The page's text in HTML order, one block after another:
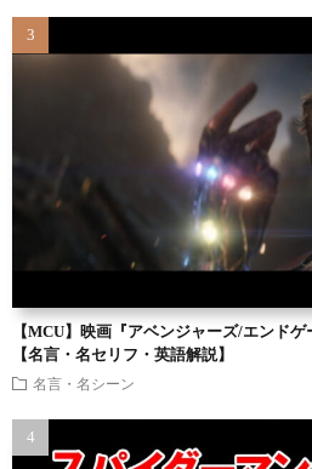
【MCU】映画『アベンジャーズ/エンド
【名言・名セリフ・英語解説】
名言・名シーン